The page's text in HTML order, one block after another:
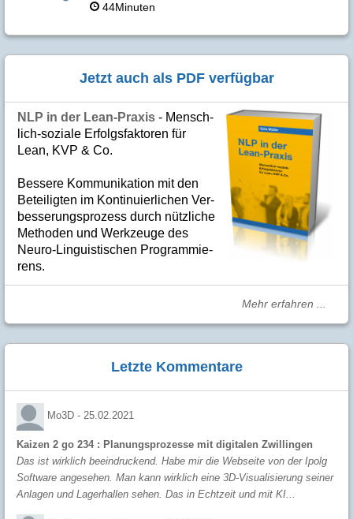
44Minuten
Jetzt auch als PDF verfügbar
NLP in der Lean-Praxis - Mensch­
lich-soziale Er­folgs­fak­to­ren für
Lean, KVP & Co.
Bes­se­re Kom­­mu­­ni­ka­tion mit den
Betei­lig­ten im Kon­ti­nuier­li­chen Ver­
bes­se­rungs­­pro­­zess durch nütz­­liche
Me­­tho­­den und Werk­­zeuge des
Neuro-Linguis­­ti­schen Pro­­gram­­mie­­
rens.
Mehr erfahren ...
Letzte Kommentare
Mo3D - 25.02.2021
Kaizen 2 go 234 : Planungsprozesse mit digitalen Zwillingen
Das ist wirklich beeindruckend. Habe mir die Webseite von der Ipolg
Software angesehen. Man kann wirklich eine 3D-Visualisierung seiner
Anlagen und Lagerhallen sehen. Das in Echtzeit und mit KI...